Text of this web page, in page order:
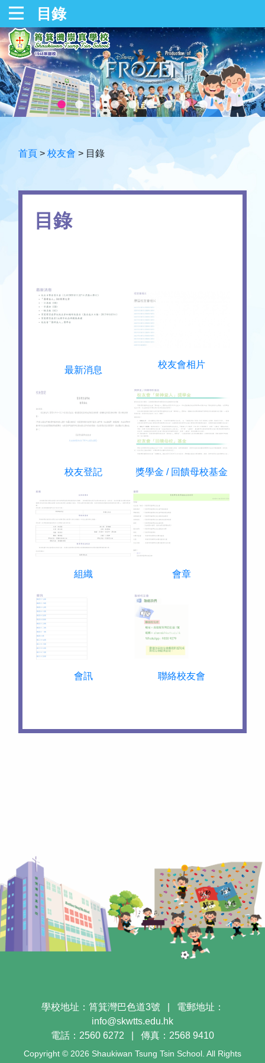
目錄
首頁 > 校友會 > 目錄
目錄
最新消息 校友會相片
校友登記 獎學金 / 回饋母校基金
組織 會章
會訊 聯絡校友會
學校地址：筲箕灣巴色道3號
電郵地址：
info@skwtts.edu.hk
電話：2560 6272
傳真：2568 9410
Copyright © 2026 Shaukiwan Tsung Tsin School. All Rights